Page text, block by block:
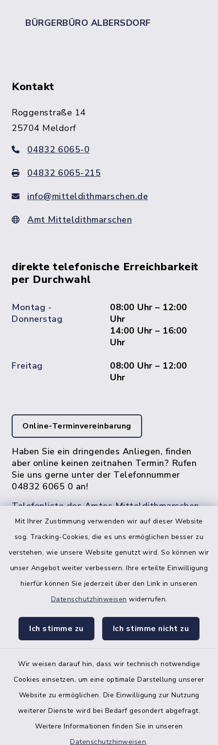
Mit Ihrer Zustimmung verwenden wir auf dieser Website
sog. Tracking-Cookies, die es uns ermöglichen besser zu
verstehen, wie unsere Website genutzt wird. So können wir
unser Angebot weiter verbessern. Ihre erteilte Einwilligung
hierfür können Sie jederzeit über den Link in unseren
Datenschutzhinweisen widerrufen.
Ich stimme zu Ich stimme nicht zu
Wir weisen darauf hin, dass wir technisch notwendige
Cookies einsetzen, um eine optimale Darstellung unserer
Website zu ermöglichen. Die Einwilligung zur Nutzung
weiterer Dienste wird bei Bedarf gesondert abgefragt.
Weitere Informationen finden Sie in unseren
Datenschutzhinweisen.
BÜRGERBÜRO ALBERSDORF
Kontakt
Roggenstraße 14
25704 Meldorf
04832 6065-0
04832 6065-215
info@mitteldithmarschen.de
Amt Mitteldithmarschen
direkte telefonische Erreichbarkeit
per Durchwahl
Montag -
Donnerstag
08:00 Uhr – 12:00
Uhr
14:00 Uhr – 16:00
Uhr
Freitag
08:00 Uhr – 12:00
Uhr
Online-Terminvereinbarung
Haben Sie ein dringendes Anliegen, finden
aber online keinen zeitnahen Termin? Rufen
Sie uns gerne unter der Telefonnummer
04832 6065 0 an!
Telefonliste des Amtes Mitteldithmarschen
facebook
Bankverbindung der Amtskasse
Barrierefreiheit